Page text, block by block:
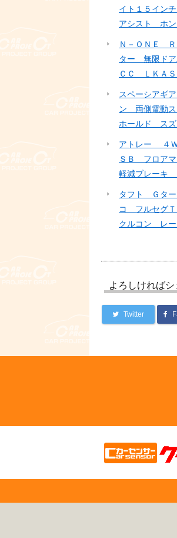
イト１５イン
アシスト ホン
Ｎ－ＯＮＥ
ター 無限ド
ＣＣ ＬＫＡ
スペーシアギ
ン 両側電動
ホールド スズ
アトレー ４
ＳＢ フロア
軽減ブレーキ
タフト Ｇタ
コ フルセグ
クルコン レ
よろしければ
Twitter